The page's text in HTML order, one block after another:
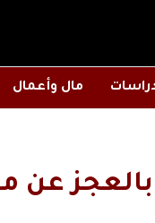
مال وأعمال
عن